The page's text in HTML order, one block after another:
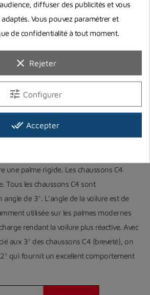
modernes vise à obtenir de meilleures
l’angle entre le chausson et la
par le chausson doit être augmenté. Si cet
une palme rigide. Les chaussons C4
Tous les chaussons C4 sont
de 3°. L’angle de la voilure est de
utilisée sur les palmes modernes
rendant la voilure plus réactive. Avec
aux 3° des chaussons C4 (breveté), on
qui fournit un excellent comportement
diffuser des publicités et vous
Vous pouvez paramétrer et
de confidentialité à tout moment.
clear Rejeter
tune Configurer
done_all Accepter